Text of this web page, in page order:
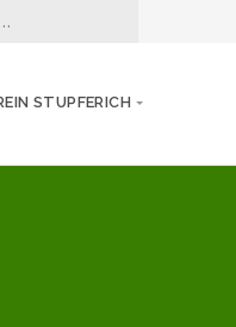
STUPFERICH